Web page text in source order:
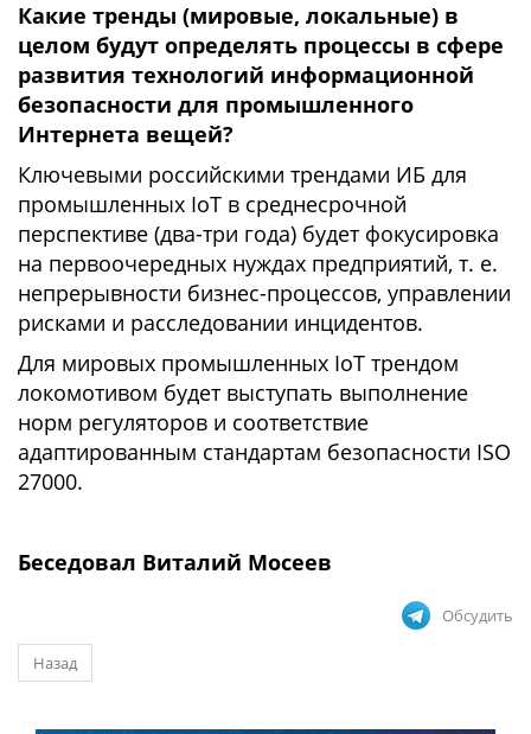
Какие тренды (мировые, локальные) в
целом будут определять процессы в сфере
развития технологий информационной
безопасности для промышленного
Интернета вещей?
Ключевыми российскими трендами ИБ для
промышленных IoT в среднесрочной
перспективе (два-три года) будет фокусировка
на первоочередных нуждах предприятий, т. е.
непрерывности бизнес-процессов, управлении
рисками и расследовании инцидентов.
Для мировых промышленных IoT трендом
локомотивом будет выступать выполнение
норм регуляторов и соответствие
адаптированным стандартам безопасности ISO
27000.
Беседовал Виталий Мосеев
Обсудить
Назад